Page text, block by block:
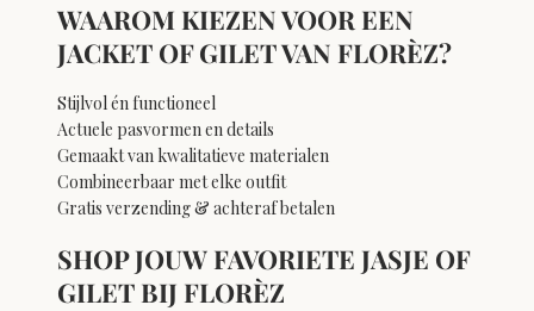
WAAROM KIEZEN VOOR EEN
JACKET OF GILET VAN FLORÈZ?
Stijlvol én functioneel
Actuele pasvormen en details
Gemaakt van kwalitatieve materialen
Combineerbaar met elke outfit
Gratis verzending & achteraf betalen
SHOP JOUW FAVORIETE JASJE OF
GILET BIJ FLORÈZ